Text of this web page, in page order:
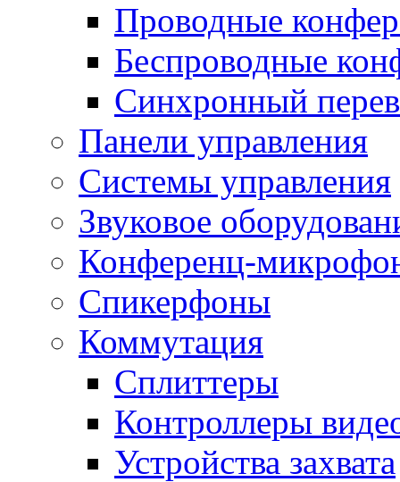
Проводные
Беспроводные
Синхронный
Панели управления
Системы управления
Звуковое
Конференц-
Спикерфоны
Коммутация
Сплиттеры
Контроллеры
Устройства захвата